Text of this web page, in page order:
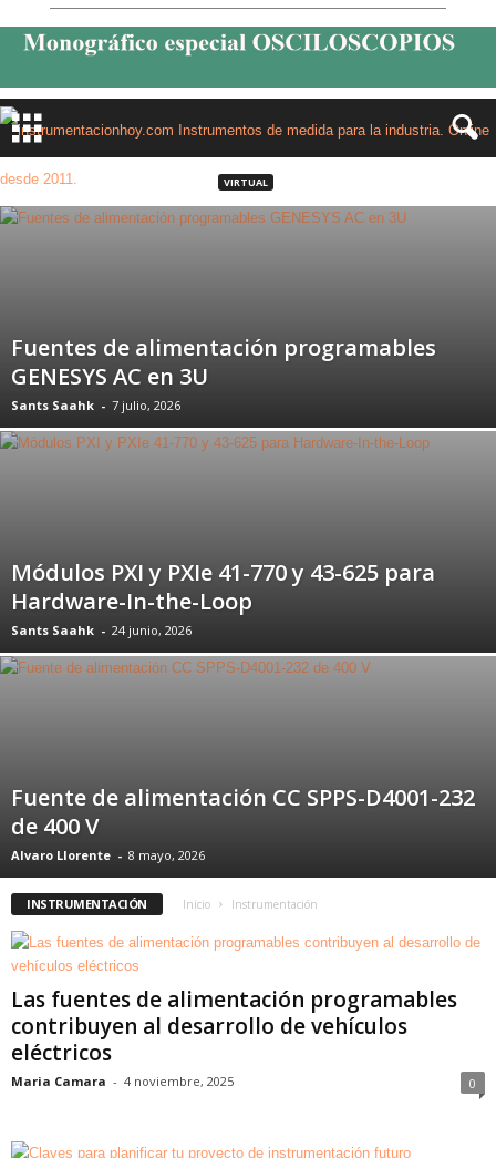
VIRTUAL
Fuentes de alimentación programables
GENESYS AC en 3U
Sants Saahk - 7 julio, 2026
Módulos PXI y PXIe 41-770 y 43-625 para
Hardware-In-the-Loop
Sants Saahk - 24 junio, 2026
Fuente de alimentación CC SPPS-D4001-232
de 400 V
Alvaro Llorente - 8 mayo, 2026
INSTRUMENTACIÓN Inicio Instrumentación
Las fuentes de alimentación programables
contribuyen al desarrollo de vehículos
eléctricos
Maria Camara - 4 noviembre, 2025 0